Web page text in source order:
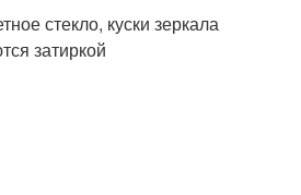
стекло, куски зеркала
затиркой